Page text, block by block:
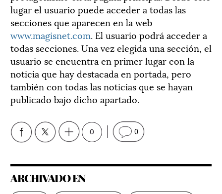
lugar el usuario puede acceder a todas las
secciones que aparecen en la web
www.magisnet.com. El usuario podrá acceder a
todas secciones. Una vez elegida una sección, el
usuario se encuentra en primer lugar con la
noticia que hay destacada en portada, pero
también con todas las noticias que se hayan
publicado bajo dicho apartado.
0 0
ARCHIVADO EN